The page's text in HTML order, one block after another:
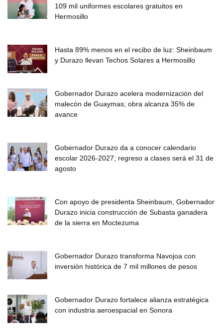
109 mil uniformes escolares gratuitos en
Hermosillo
Hasta 89% menos en el recibo de luz: Sheinbaum
y Durazo llevan Techos Solares a Hermosillo
Gobernador Durazo acelera modernización del
malecón de Guaymas; obra alcanza 35% de
avance
Gobernador Durazo da a conocer calendario
escolar 2026-2027; regreso a clases será el 31 de
agosto
Con apoyo de presidenta Sheinbaum, Gobernador
Durazo inicia construcción de Subasta ganadera
de la sierra en Moctezuma
Gobernador Durazo transforma Navojoa con
inversión histórica de 7 mil millones de pesos
Gobernador Durazo fortalece alianza estratégica
con industria aeroespacial en Sonora